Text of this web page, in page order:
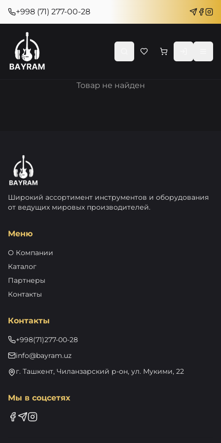
+998 (71) 277-00-28
Товар не найден
Широкий ассортимент инструментов и оборудования
от ведущих мировых производителей.
Меню
О Компании
Каталог
Партнеры
Контакты
Контакты
+998(71)277-00-28
info@bayram.uz
г. Ташкент, Чиланзарский р-он, ул. Мукими, 22
Мы в соцсетях